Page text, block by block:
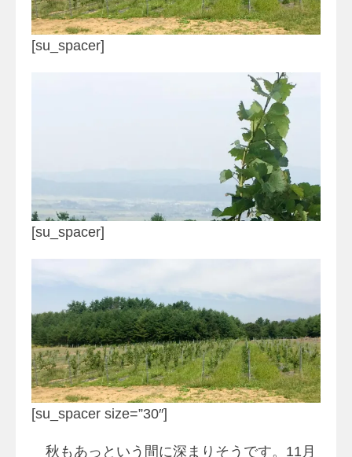
[su_spacer]
[su_spacer]
[su_spacer size=”30″]
秋もあっという間に深まりそうです。11月